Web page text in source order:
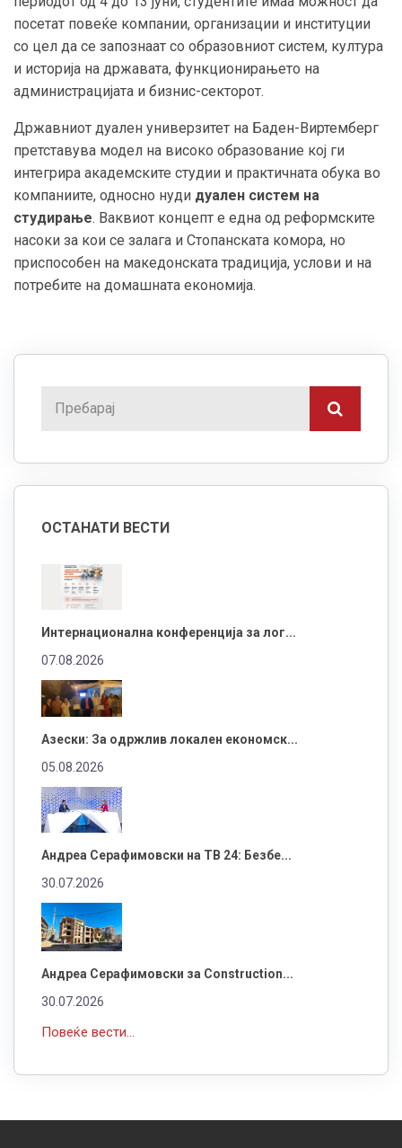
посетат повеќе компании, организации и институции
со цел да се запознаат со образовниот систем, култура
и историја на државата, функционирањето на
администрацијата и бизнис-секторот.
Државниот дуален универзитет на Баден-Виртемберг
претставува модел на високо образование кој ги
интегрира академските студии и практичната обука во
компаниите, односно нуди дуален систем на
студирање. Ваквиот концепт е една од реформските
насоки за кои се залага и Стопанската комора, но
приспособен на македонската традиција, услови и на
потребите на домашната економија.
ОСТАНАТИ ВЕСТИ
Интернационална конференција за лог...
07.08.2026
Азески: За одржлив локален економск...
05.08.2026
Андреа Серафимовски на ТВ 24: Безбе...
30.07.2026
Андреа Серафимовски за Construction...
30.07.2026
Повеќе вести...